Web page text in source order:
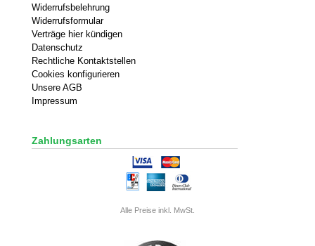
Widerrufsbelehrung
Widerrufsformular
Verträge hier kündigen
Datenschutz
Rechtliche Kontaktstellen
Cookies konfigurieren
Unsere AGB
Impressum
Zahlungsarten
Alle Preise inkl. MwSt.